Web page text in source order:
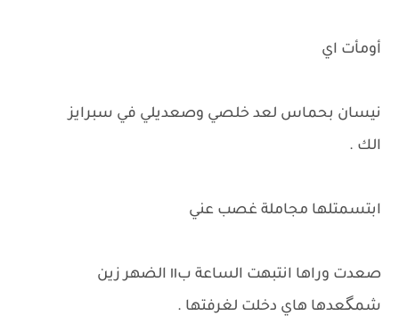
أومأت اي
نيسان بحماس لعد خلصي وصعديلي في سبرايز
الك .
ابتسمتلها مجاملة غصب عني
صعدت وراها انتبهت الساعة ب١١ الضهر زين
شمگعدها هاي دخلت لغرفتها .